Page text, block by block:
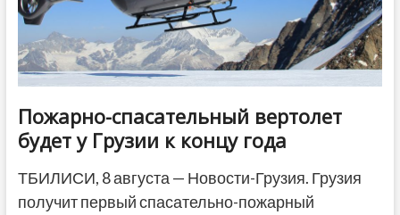
августовской
Пожарно-спасательный вертолет
будет у Грузии к концу года
ТБИЛИСИ, 8 августа — Новости-Грузия. Грузия
получит первый спасательно-пожарный